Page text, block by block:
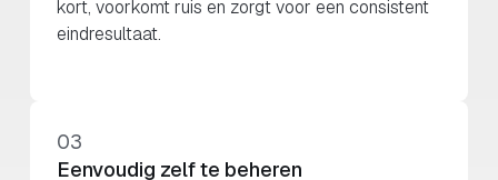
kort, voorkomt ruis en zorgt voor een consistent
eindresultaat.
03
Eenvoudig zelf te beheren